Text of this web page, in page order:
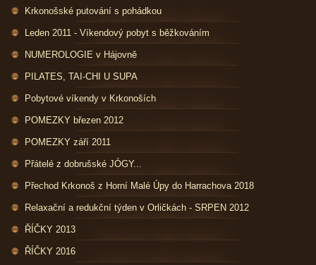
Krkonošské putování s pohádkou
Leden 2011 - Víkendový pobyt s běžkováním
NUMEROLOGIE v Hájovně
PILATES, TAI-CHI U SUPA
Pobytové víkendy v Krkonoších
POMEZKY březen 2012
POMEZKY září 2011
Přátelé z dobrušské JÓGY...
Přechod Krkonoš z Horní Malé Úpy do Harrachova 2018
Relaxační a redukční týden v Orličkách - SRPEN 2012
ŘÍČKY 2013
ŘÍČKY 2016